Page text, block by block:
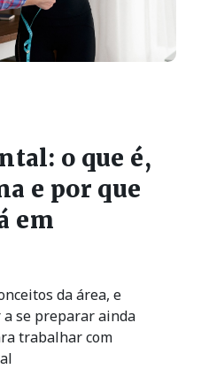
o que é,
e por que
em
da área, e
a se preparar ainda
trabalhar com